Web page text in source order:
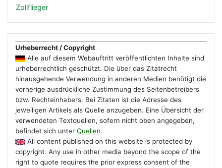
Zollflieger
Urheberrecht / Copyright
Alle auf diesem Webauftritt veröffentlichten Inhalte sind
urheberrechtlich geschützt. Die über das Zitatrecht
hinausgehende Verwendung in anderen Medien benötigt die
vorherige ausdrückliche Zustimmung des Seitenbetreibers
bzw. Rechteinhabers. Bei Zitaten ist die Adresse des
jeweiligen Artikels als Quelle anzugeben. Eine Übersicht der
verwendeten Textquellen, sofern nicht oben angegeben,
befindet sich unterQuellen.
All content published on this website is protected by
copyright. Any use in other media beyond the scope of the
right to quote requires the prior express consent of the